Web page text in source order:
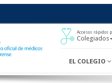
Accesos rápidos
Colegiados
EL COLEGIO